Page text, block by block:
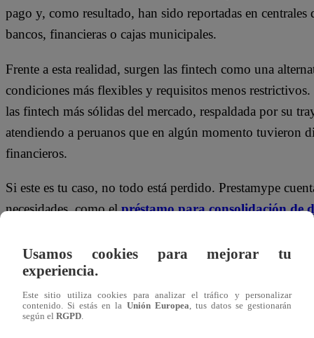
pago y, como resultado, han sido reportadas en
bancos, financieras o cajas municipales.
Frente a esta realidad, surgen las fintech como una
condiciones más flexibles y requisitos menos restrictivos.
las fintech más sólidas del mercado, respaldada por su
atendiendo a peruanos que en algún momento tuvieron
financieros.
Si este es tu caso, no todo está perdido. Prestamype
necesidades, como elpréstamo para consolidación de
única cuota mensual en lugar de varias. A continuación,
préstamo.
Beneficios del préstamo de Prestamype
Usamos cookies para mejorar tu
experiencia.
Este sitio utiliza cookies para analizar el tráfico y personalizar
contenido. Si estás en la Unión Europea, tus datos se gestionarán
según el RGPD.